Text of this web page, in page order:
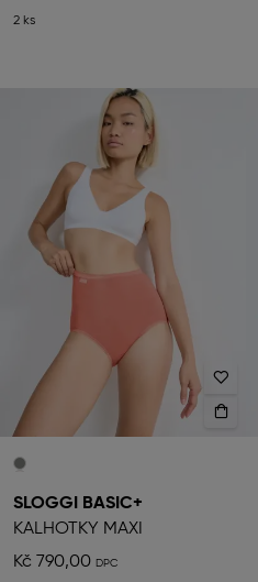
2 ks
SLOGGI BASIC+
KALHOTKY MAXI
Kč 790,00